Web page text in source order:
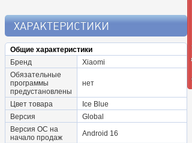
ХАРАКТЕРИСТИКИ
Общие характеристики
Бренд
Xiaomi
Обязательные
программы
предустановлены
нет
Цвет товара
Ice Blue
Версия
Global
Версия ОС на
начало продаж
Android 16